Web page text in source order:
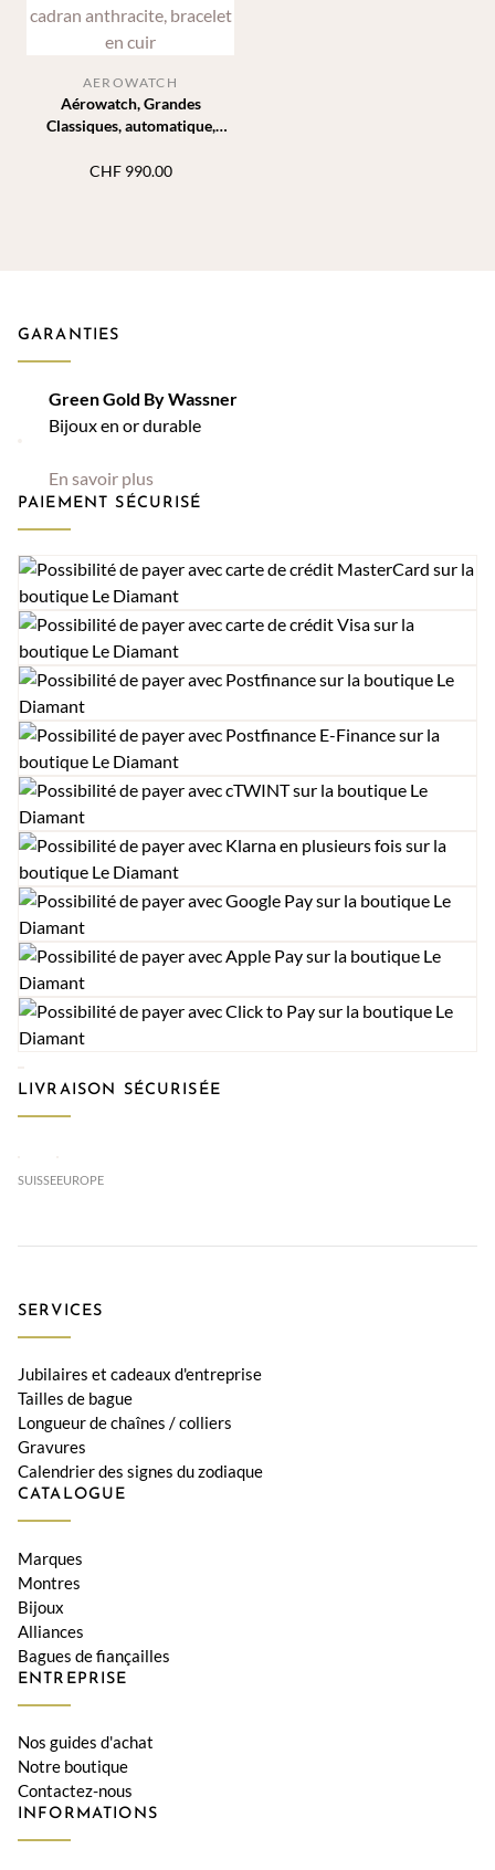
Aérowatch, Grandes
Classiques, automatique,
cuir
AEROWATCH
CHF990.00
GARANTIES
Green Gold By Wassner
Bijoux en or durable
En savoir plus
PAIEMENT SÉCURISÉ
LIVRAISON SÉCURISÉE
SUISSEEUROPE
SERVICES
Jubilaires et cadeaux d'entreprise
Tailles de bague
Longueur de chaînes / colliers
Gravures
Calendrier des signes du zodiaque
CATALOGUE
Marques
Montres
Bijoux
Alliances
Bagues de fiançailles
ENTREPRISE
Nos guides d'achat
Notre boutique
Contactez-nous
INFORMATIONS